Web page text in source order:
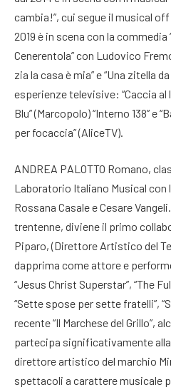
cambia!”, cui segue il musical off
2019 è in scena con la
Cenerentola” con Ludovico
zia la casa è mia” e “Una zitella
esperienze televisive: “Caccia al
Blu” (Marcopolo) “Interno 138” e
per focaccia” (AliceTV).
ANDREA PALOTTO Romano,
Laboratorio Italiano Musical
Rossana Casale e Cesare
trentenne, diviene il primo
Piparo, (Direttore Artistico del
dapprima come attore e
“Jesus Christ Superstar”, “The
“Sette spose per sette fratelli”,
recente “Il Marchese del Grillo”,
partecipa significativamente
direttore artistico del marchio
spettacoli a carattere musicale